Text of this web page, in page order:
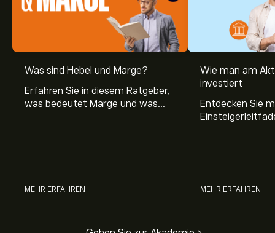
Was sind Hebel und Marge?
Erfahren Sie in diesem Ratgeber,
was bedeutet Marge und was
MEHR ERFAHREN
Wie man am
investiert
Entdecken Sie
MEHR ERFAHREN